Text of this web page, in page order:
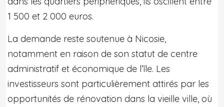
1 500 et 2 000 euros.
La demande reste soutenue à Nicosie,
notamment en raison de son statut de centre
administratif et économique de l’île. Les
investisseurs sont particulièrement attirés par les
opportunités de rénovation dans la vieille ville, où